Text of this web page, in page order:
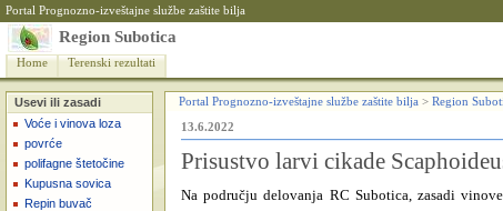
Portal Prognozno-izveštajne službe zaštite bilja
Region Subotica
Home Terenski rezultati
Usevi ili zasadi
Voće i vinova loza
povrće
polifagne štetočine
Kupusna sovica
Repin buvač
Portal Prognozno-izveštajne službe zaštite bilja > Region
13.6.2022
Prisustvo larvi cikade
Na području delovanja RC Subotica, zasadi